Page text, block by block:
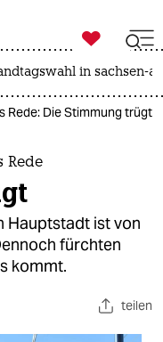

taz zahl ich
in sachsen-
Rede: Die Stimmung trügt
Rede
Hauptstadt ist von
fürchten
kommt.
teilen